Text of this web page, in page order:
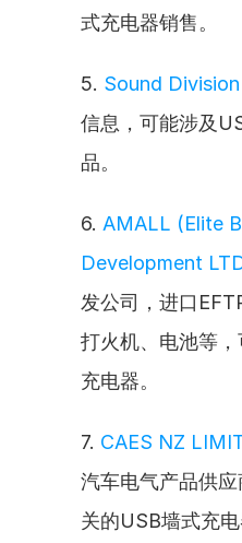
式充电器销售。
5. Sound Division
信息，可能涉及
品。
6. AMALL (Elite
Development
发公司，进口
打火机、电池等
充电器。
7. CAES NZ
汽车电气产品供
关的USB墙式充电